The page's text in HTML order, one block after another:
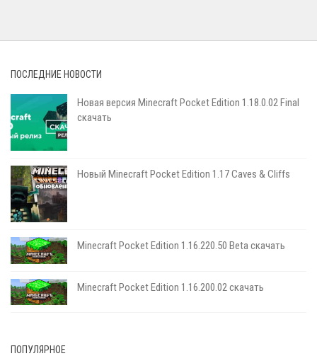
ПОСЛЕДНИЕ НОВОСТИ
Новая версия Minecraft Pocket Edition 1.18.0.02 Final
скачать
Новый Minecraft Pocket Edition 1.17 Сaves & Cliffs
Minecraft Pocket Edition 1.16.220.50 Beta скачать
Minecraft Pocket Edition 1.16.200.02 скачать
ПОПУЛЯРНОЕ